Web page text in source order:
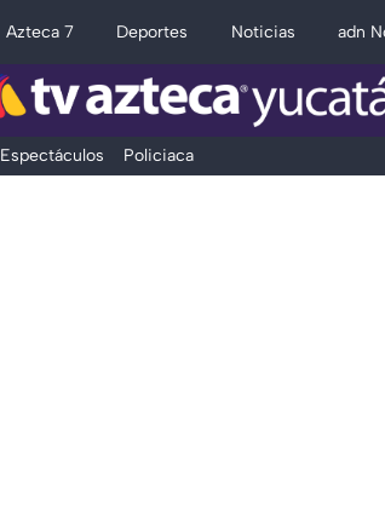
Azteca 7 Deportes Noticias adn
Espectáculos Policiaca